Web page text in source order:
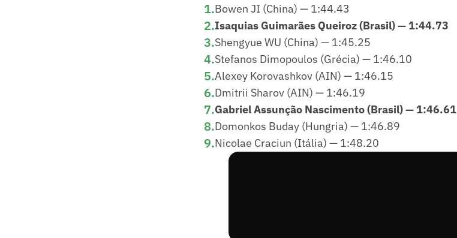
1.Bowen JI (China) — 1:44.43
2.Isaquias Guimarães Queiroz (Brasil) — 1:44.73
3.Shengyue WU (China) — 1:45.25
4.Stefanos Dimopoulos (Grécia) — 1:46.10
5.Alexey Korovashkov (AIN) — 1:46.15
6.Dmitrii Sharov (AIN) — 1:46.19
7.Gabriel Assunção Nascimento (Brasil) — 1:46.61
8.Domonkos Buday (Hungria) — 1:46.89
9.Nicolae Craciun (Itália) — 1:48.20